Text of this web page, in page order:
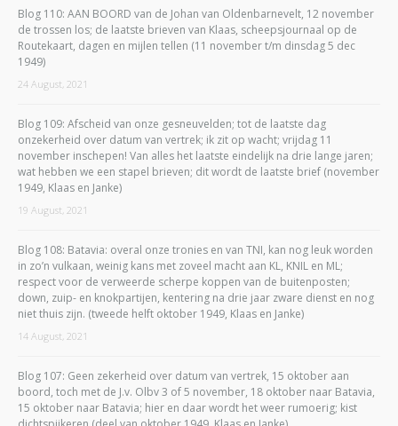
Blog 110: AAN BOORD van de Johan van Oldenbarnevelt, 12 november
de trossen los; de laatste brieven van Klaas, scheepsjournaal op de
Routekaart, dagen en mijlen tellen (11 november t/m dinsdag 5 dec
1949)
24 August, 2021
Blog 109: Afscheid van onze gesneuvelden; tot de laatste dag
onzekerheid over datum van vertrek; ik zit op wacht; vrijdag 11
november inschepen! Van alles het laatste eindelijk na drie lange jaren;
wat hebben we een stapel brieven; dit wordt de laatste brief (november
1949, Klaas en Janke)
19 August, 2021
Blog 108: Batavia: overal onze tronies en van TNI, kan nog leuk worden
in zo’n vulkaan, weinig kans met zoveel macht aan KL, KNIL en ML;
respect voor de verweerde scherpe koppen van de buitenposten;
down, zuip- en knokpartijen, kentering na drie jaar zware dienst en nog
niet thuis zijn. (tweede helft oktober 1949, Klaas en Janke)
14 August, 2021
Blog 107: Geen zekerheid over datum van vertrek, 15 oktober aan
boord, toch met de J.v. Olbv 3 of 5 november, 18 oktober naar Batavia,
15 oktober naar Batavia; hier en daar wordt het weer rumoerig; kist